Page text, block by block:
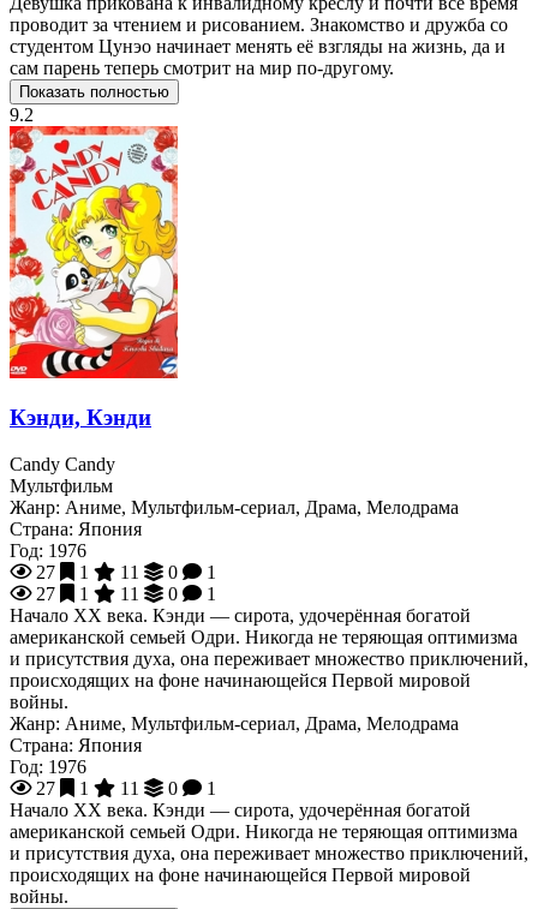
проводит за чтением и рисованием. Знакомство и дружба со
студентом Цунэо начинает менять её взгляды на жизнь, да и
сам парень теперь смотрит на мир по-другому.
Показать полностью
9.2
Кэнди, Кэнди
Candy Candy
Мультфильм
Жанр: Аниме, Мультфильм-сериал, Драма, Мелодрама
Страна: Япония
Год: 1976
27
1 11 0
1
27
1 11 0
1
Начало XX века. Кэнди — сирота, удочерённая богатой
американской семьей Одри. Никогда не теряющая оптимизма
и присутствия духа, она переживает множество приключений,
происходящих на фоне начинающейся Первой мировой
войны.
Жанр: Аниме, Мультфильм-сериал, Драма, Мелодрама
Страна: Япония
Год: 1976
27
1 11 0
1
Начало XX века. Кэнди — сирота, удочерённая богатой
американской семьей Одри. Никогда не теряющая оптимизма
и присутствия духа, она переживает множество приключений,
происходящих на фоне начинающейся Первой мировой
войны.